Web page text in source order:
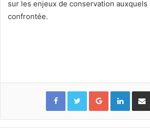
sur les enjeux de conservation
confrontée.
Google+